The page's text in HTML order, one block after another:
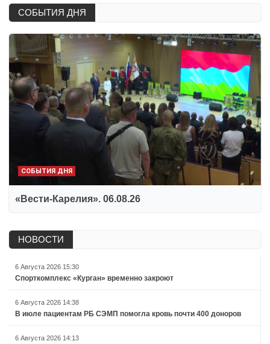
СОБЫТИЯ ДНЯ
СОБЫТИЯ ДНЯ
«Вести-Карелия». 06.08.26
НОВОСТИ
6 Августа 2026 15:30
Спорткомплекс «Курган» временно закроют
6 Августа 2026 14:38
В июле пациентам РБ СЭМП помогла кровь почти 400 доноров
6 Августа 2026 14:13